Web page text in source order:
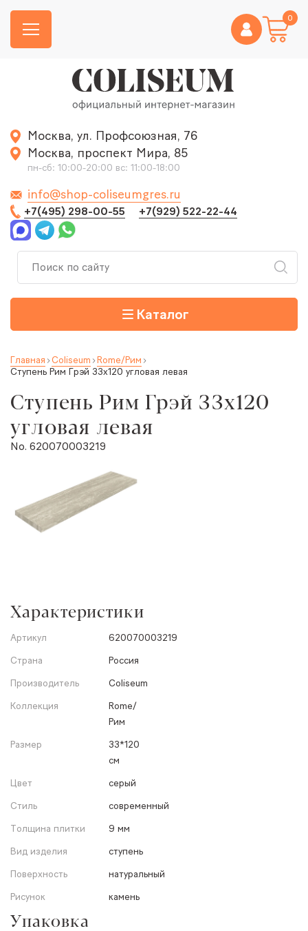
0
Москва, ул. Профсоюзная, 76
Москва, проспект Мира, 85
пн-сб: 10:00-20:00 вс: 11:00-18:00
info@shop-coliseumgres.ru
+7(495) 298-00-55 +7(929) 522-22-44
Каталог
Главная Coliseum Rome/Рим
Ступень Рим Грэй 33x120 угловая левая
Ступень Рим Грэй 33x120
угловая левая
No. 620070003219
Характеристики
Артикул
620070003219
Страна
Россия
Производитель
Coliseum
Коллекция
Rome/
Рим
Размер
33*120
см
Цвет
серый
Стиль
современный
Толщина плитки
9 мм
Вид изделия
ступень
Поверхность
натуральный
Рисунок
камень
Упаковка